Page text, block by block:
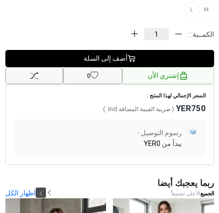
M
L
الكمــية: :
أضف إلى السلة
إشتري الأن 0
السعر الإجمالي لهذا المنتج :
YER750 ( ضريبة القيمة المضافة Incl.
)
رسوم التوصيل -
يبدأ من YER0
ربما يعجبك أيضا
الجميعالأعلى تصنيفاً اظهار الكل